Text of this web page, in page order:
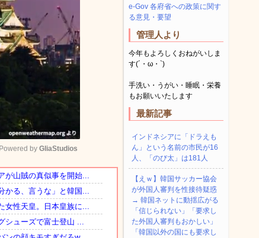
Mute
Powered by GliaStudios
e-Gov 各府省への政策に関す
る意見・要望
管理人より
今年もよろしくおねがいしま
す(´・ω・`)
手洗い・うがい・睡眠・栄養
もお願いいたします
最新記事
インドネシアに「ドラえも
ん」という名前の市民が16
人、「のび太」は181人
【えｗ】韓国サッカー協会
が外国人審判を性接待疑惑
→ 韓国ネットに動揺広がる
「信じられない」「要求し
た外国人審判もおかしい」
「韓国以外の国にも要求し